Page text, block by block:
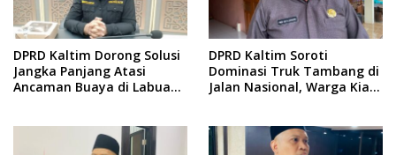
DPRD Kaltim Dorong Solusi
Jangka Panjang Atasi
Ancaman Buaya di Labuan
DPRD Kaltim Soroti
Dominasi Truk Tambang di
Jalan Nasional, Warga Kian